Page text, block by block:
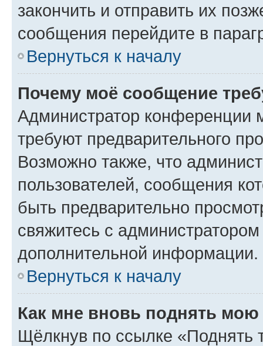
закончить и отправить их
сообщения перейдите в
Вернуться к началу
Почему моё сообщение
Администратор конференции
требуют предварительного
Возможно также, что
пользователей, сообщения
быть предварительно
свяжитесь с
дополнительной информации.
Вернуться к началу
Как мне вновь поднять мою
Щёлкнув по ссылке «Поднять